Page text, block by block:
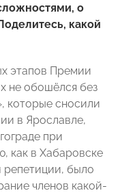
о
какой
этапов Премии
не обошёлся без
сносили
в Ярославле,
при
как в Хабаровске
репетиции, было
членов какой-